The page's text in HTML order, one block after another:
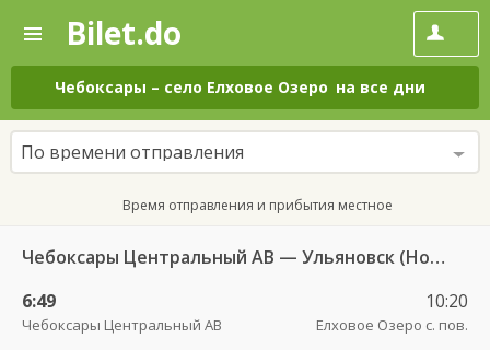
—
Поиск
и
покупка
билетов
на
автобус
онлайн
Bilet.do
Чебоксары – село Елховое Озеро на все дни
По времени отправления
Время отправления и прибытия местное
Чебоксары Центральный АВ — Ульяновск (Новый город) ч/з Яльчики с. ДКП 3071
6:49
Чебоксары Центральный АВ
10:20
Елховое Озеро с. пов.